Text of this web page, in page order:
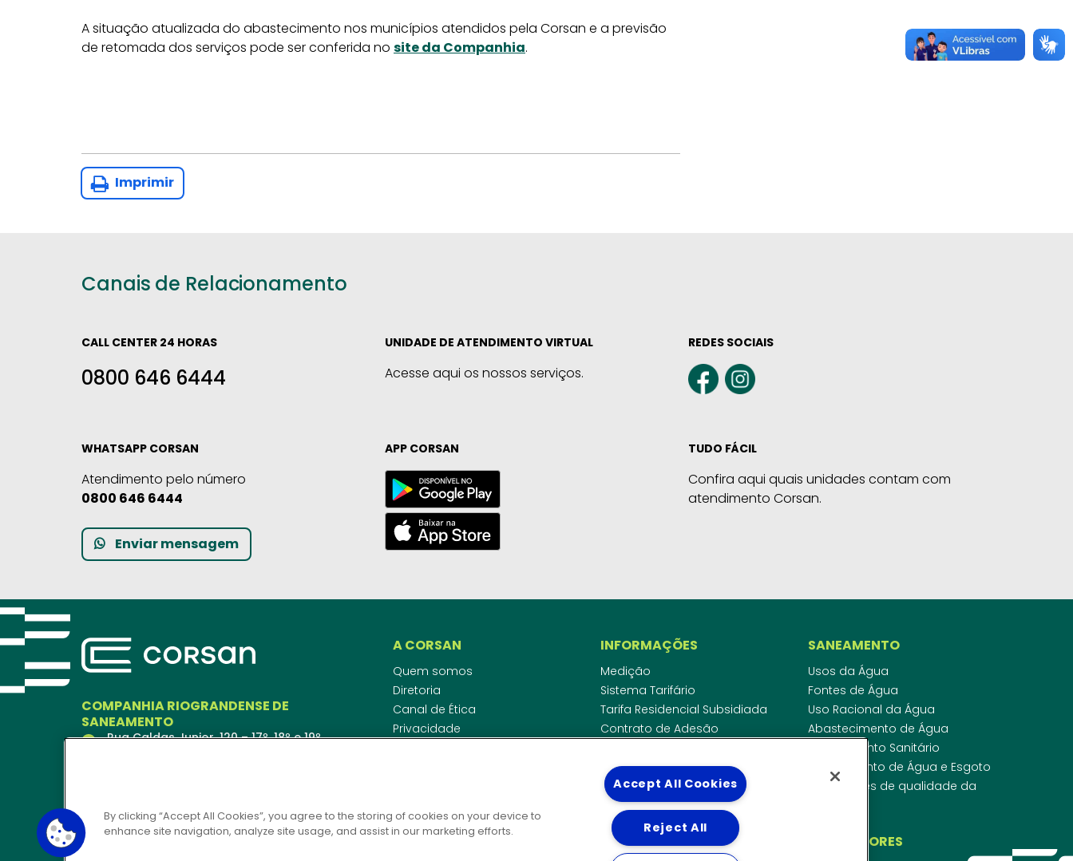
A situação atualizada do abastecimento nos municípios atendidos pela Corsan e a previsão
de retomada dos serviços pode ser conferida no site da Companhia.
Imprimir
Canais de Relacionamento
CALL CENTER 24 HORAS
0800 646 6444
UNIDADE DE ATENDIMENTO VIRTUAL
Acesse aqui os nossos serviços.
REDES SOCIAIS
WHATSAPP CORSAN
Atendimento pelo número
0800 646 6444
Enviar mensagem
APP CORSAN TUDO FÁCIL
Confira aqui quais unidades contam com
atendimento Corsan.
COMPANHIA RIOGRANDENSE DE
SANEAMENTO
Rua Caldas Junior, 120 – 17º, 18º e 19º
CORSAN 24H
A CORSAN
Quem somos
Diretoria
Canal de Ética
Privacidade
Notícias
INFORMAÇÕES
Medição
Sistema Tarifário
Tarifa Residencial Subsidiada
Contrato de Adesão
Agências Reguladoras
Cobrança pela Disponibilidade
Padrão de Ligação de Água
Guia Cadastro Técnico
SANEAMENTO
Usos da Água
Fontes de Água
Uso Racional da Água
Abastecimento de Água
Esgotamento Sanitário
Regulamento de Água e Esgoto
Indicadores de qualidade da
INVESTIDORES
By clicking “Accept All Cookies”, you agree to the storing of cookies on your device to
enhance site navigation, analyze site usage, and assist in our marketing efforts.
Accept All Cookies
Reject All